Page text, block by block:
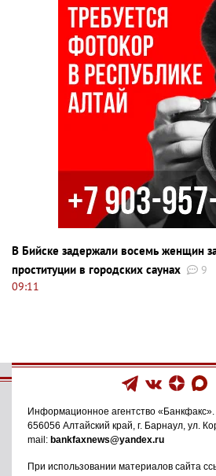
В Бийске задержали восемь женщин
проституции в городских саунах
9
09:11
Информационное агентство «Банкфакс»
656056 Алтайский край, г. Барнаул ул.
mail: bankfaxnews@yandex.ru
При использовании материалов сайта